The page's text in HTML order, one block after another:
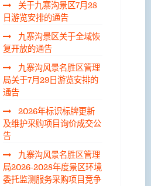
关于九寨沟景区7月28
日游览安排的通告
九寨沟景区关于全域恢
复开放的通告
九寨沟风景名胜区管理
局关于7月29日游览安排的
通告
2026年标识标牌更新
及维护采购项目询价成交公
告
九寨沟风景名胜区管理
局2026-2028年度景区环境
委托监测服务采购项目竞争